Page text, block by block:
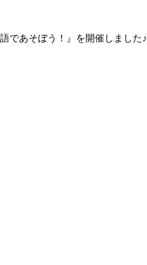
であそぼう！』を開催しました♪